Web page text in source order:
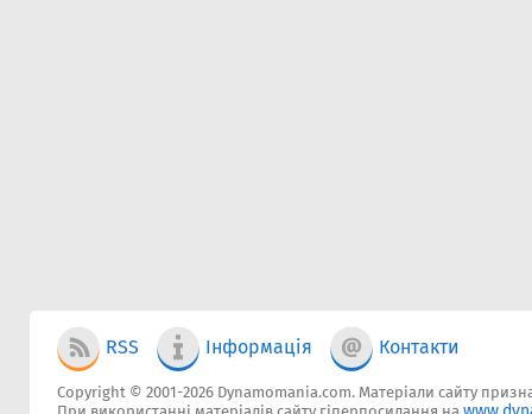
RSS Інформація Контакти
Copyright © 2001-2026 Dynamomania.com. Матеріали сайту